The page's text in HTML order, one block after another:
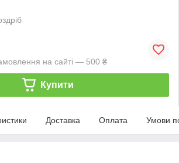
на сайті — 500 ₴
Купити
Доставка Оплата Умови